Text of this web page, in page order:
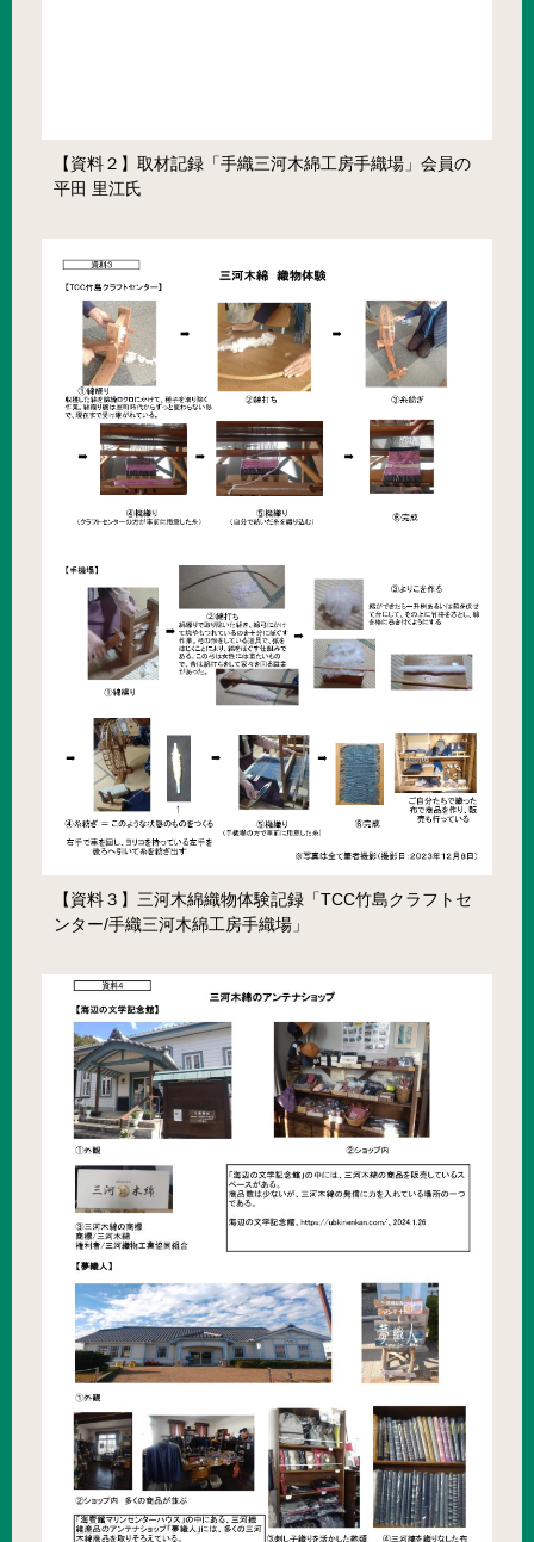
【資料２】取材記録「手織三河木綿工房手織場」会員の
平田 里江氏
【資料３】三河木綿織物体験記録「TCC竹島クラフトセ
ンター/手織三河木綿工房手織場」